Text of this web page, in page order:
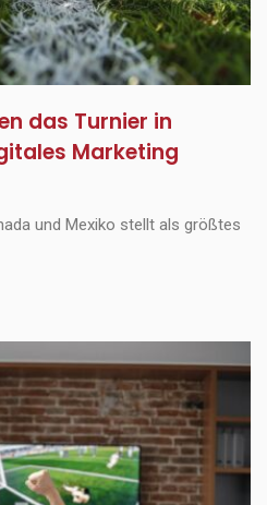
das Turnier in
Marketing
und Mexiko stellt als größtes